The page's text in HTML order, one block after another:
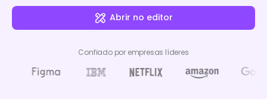
Abrir no editor
Confiado por empresas líderes